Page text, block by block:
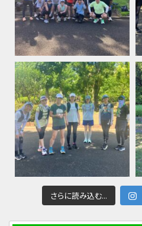
さらに読み込む...